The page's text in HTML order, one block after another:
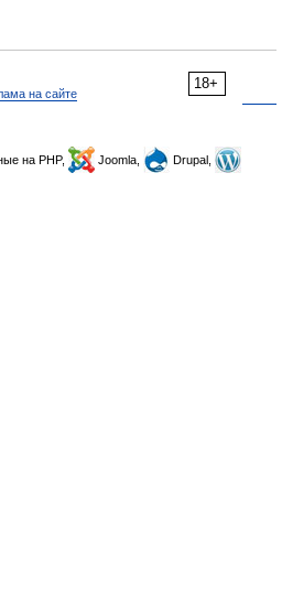
18+
на сайте
на PHP, Joomla,
Drupal,